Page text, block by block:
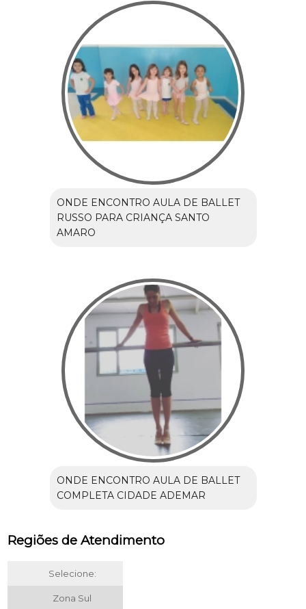
ONDE ENCONTRO AULA DE BALLET
RUSSO PARA CRIANÇA SANTO
AMARO
ONDE ENCONTRO AULA DE BALLET
COMPLETA CIDADE ADEMAR
Regiões de Atendimento
Selecione:
Zona Sul